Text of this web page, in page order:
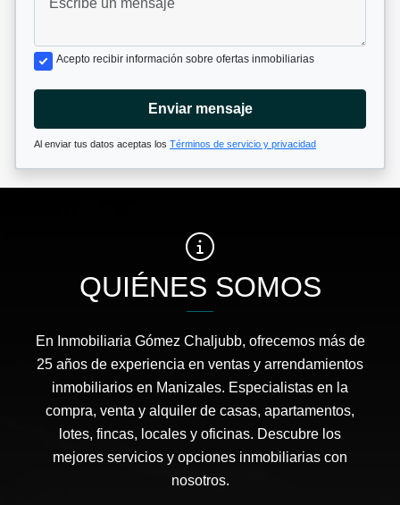
Acepto recibir información sobre ofertas inmobiliarias
Enviar mensaje
Al enviar tus datos aceptas los Términos de servicio y privacidad
QUIÉNES SOMOS
En Inmobiliaria Gómez Chaljubb, ofrecemos más de
25 años de experiencia en ventas y arrendamientos
inmobiliarios en Manizales. Especialistas en la
compra, venta y alquiler de casas, apartamentos,
lotes, fincas, locales y oficinas. Descubre los
mejores servicios y opciones inmobiliarias con
nosotros.